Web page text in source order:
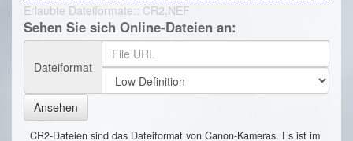
Erlaubte Dateiformate:: CR2,NEF
Sehen Sie sich Online-Dateien an:
Dateiformat
Ansehen
CR2-Dateien sind das Dateiformat von Canon-Kameras. Es ist im